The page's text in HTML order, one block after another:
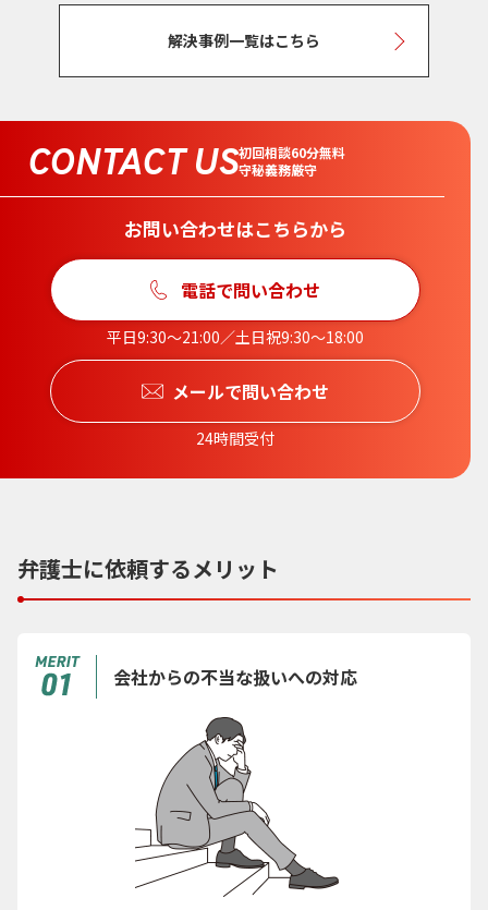
解決事例一覧はこちら
CONTACT US初回相談60分無料
守秘義務厳守
お問い合わせはこちらから
電話で問い合わせ
平日9:30〜21:00／土日祝9:30〜18:00
メールで問い合わせ
24時間受付
弁護士に依頼するメリット
会社からの不当な扱いへの対応